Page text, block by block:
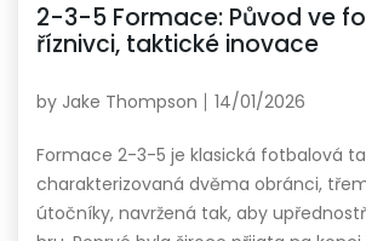
2-3-5 Formace: Původ ve
říznivci, taktické inovace
by Jake Thompson 14/01/2026
Formace 2-3-5 je klasická fotbalová
charakterizovaná dvěma obránci,
útočníky, navržená tak, aby